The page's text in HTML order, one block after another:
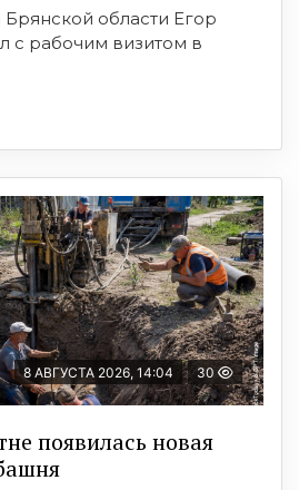
области Егор
с рабочим визитом в
8 АВГУСТА 2026, 14:04 30
появилась новая